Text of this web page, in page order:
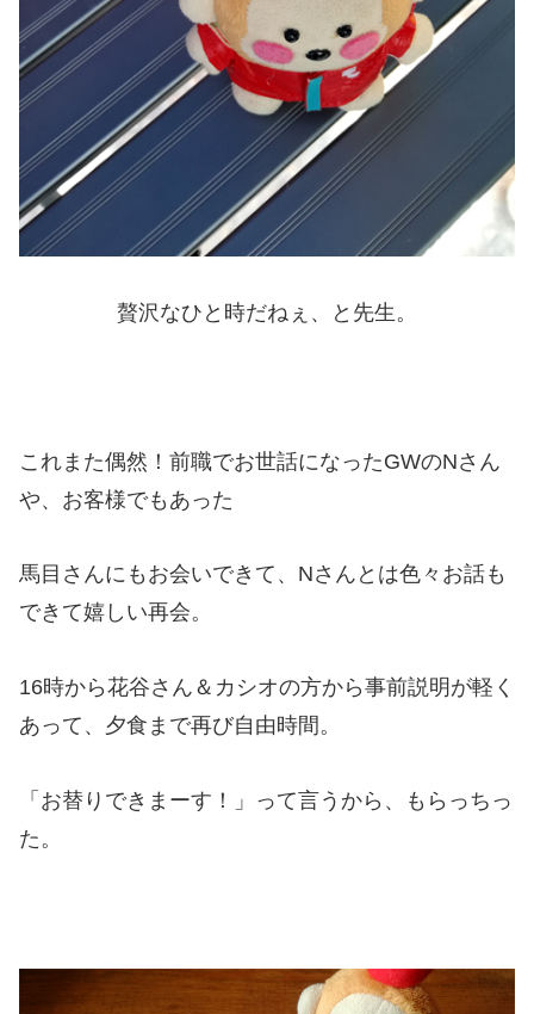
贅沢なひと時だねぇ、と先生。
これまた偶然！前職でお世話になったGWのNさん
や、お客様でもあった
馬目さんにもお会いできて、Nさんとは色々お話も
できて嬉しい再会。
16時から花谷さん＆カシオの方から事前説明が軽く
あって、夕食まで再び自由時間。
「お替りできまーす！」って言うから、もらっちっ
た。